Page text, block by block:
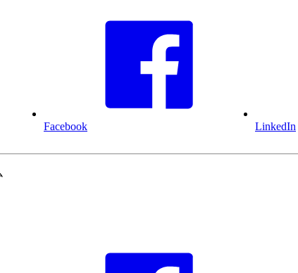
Facebook LinkedIn